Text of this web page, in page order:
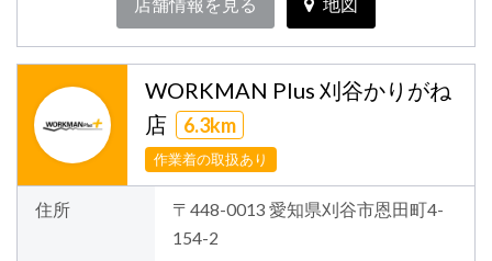
店舗情報を見る 地図
WORKMAN Plus 刈谷かりがね
店
6.3km
作業着の取扱あり
住所
〒448-0013 愛知県刈谷市恩田町4-
154-2